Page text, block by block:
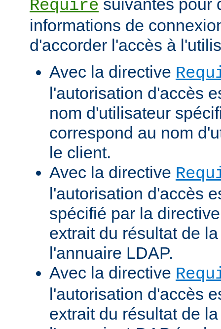
Require suivantes pour
informations de
d'accorder l'accès à
Avec la directive
l'autorisation d'accès
nom d'utilisateur
correspond au nom
le client.
Avec la directive
l'autorisation d'accès
spécifié par la
extrait du résultat de
l'annuaire LDAP.
Avec la directive
l'autorisation d'accès
extrait du résultat de